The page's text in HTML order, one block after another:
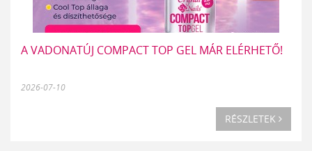
A VADONATÚJ COMPACT TOP GEL MÁR ELÉRHETŐ!
2026-07-10
RÉSZLETEK